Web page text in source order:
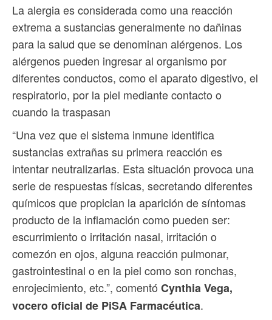
La alergia es considerada como una reacción
extrema a sustancias generalmente no dañinas
para la salud que se denominan alérgenos. Los
alérgenos pueden ingresar al organismo por
diferentes conductos, como el aparato digestivo, el
respiratorio, por la piel mediante contacto o
cuando la traspasan
“Una vez que el sistema inmune identifica
sustancias extrañas su primera reacción es
intentar neutralizarlas. Esta situación provoca una
serie de respuestas físicas, secretando diferentes
químicos que propician la aparición de síntomas
producto de la inflamación como pueden ser:
escurrimiento o irritación nasal, irritación o
comezón en ojos, alguna reacción pulmonar,
gastrointestinal o en la piel como son ronchas,
enrojecimiento, etc.”, comentó Cynthia Vega,
vocero oficial de PiSA Farmacéutica.